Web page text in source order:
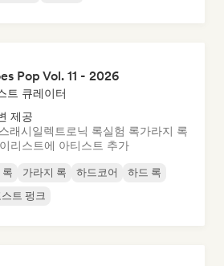
Pop Vol. 11 - 2026
트 큐레이터
제공
래시일렉트로닉 록실험 록가라지 록
리스트에 아티스트 추가
록 가라지 록 하드코어
하드 록
스트 펑크